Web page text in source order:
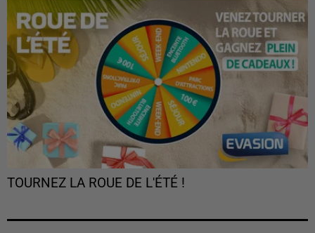
TOURNEZ LA ROUE DE L'ÉTÉ !